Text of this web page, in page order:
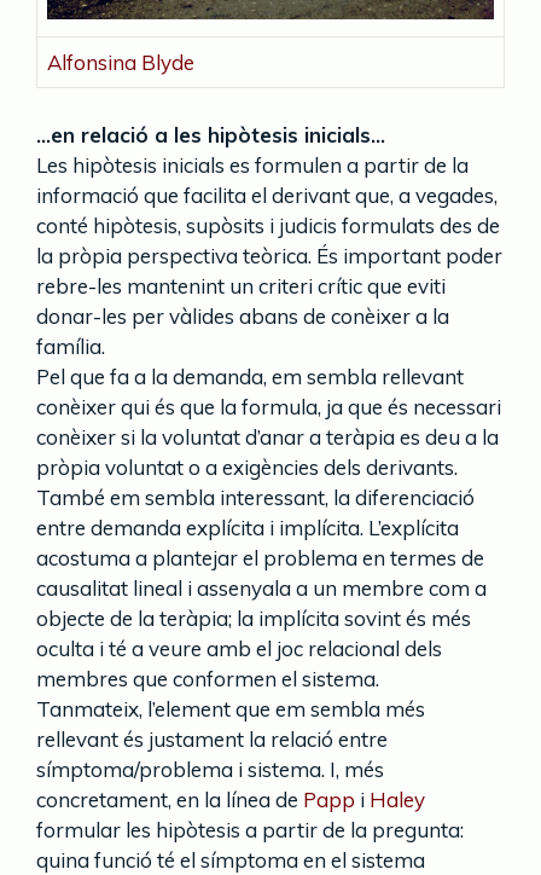
Alfonsina Blyde
…en relació a les hipòtesis inicials…
Les hipòtesis inicials es formulen a partir de la
informació que facilita el derivant que, a vegades,
conté hipòtesis, supòsits i judicis formulats des de
la pròpia perspectiva teòrica. És important poder
rebre-les mantenint un criteri crític que eviti
donar-les per vàlides abans de conèixer a la
família.
Pel que fa a la demanda, em sembla rellevant
conèixer qui és que la formula, ja que és necessari
conèixer si la voluntat d’anar a teràpia es deu a la
pròpia voluntat o a exigències dels derivants.
També em sembla interessant, la diferenciació
entre demanda explícita i implícita. L’explícita
acostuma a plantejar el problema en termes de
causalitat lineal i assenyala a un membre com a
objecte de la teràpia; la implícita sovint és més
oculta i té a veure amb el joc relacional dels
membres que conformen el sistema.
Tanmateix, l’element que em sembla més
rellevant és justament la relació entre
símptoma/problema i sistema. I, més
concretament, en la línea de Papp i Haley
formular les hipòtesis a partir de la pregunta:
quina funció té el símptoma en el sistema